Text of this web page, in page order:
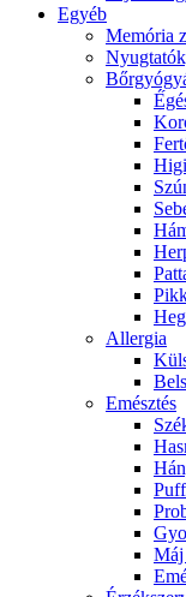
Egyéb
Memória
Allergia
Emésztés
Máj